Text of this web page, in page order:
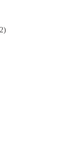
im
des Landes
dass
übernimmt, zur
soll und
mit und sag
monats-august-